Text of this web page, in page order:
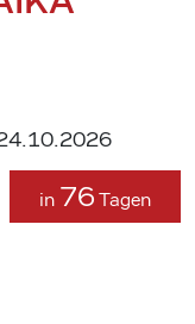
in 76 Tagen